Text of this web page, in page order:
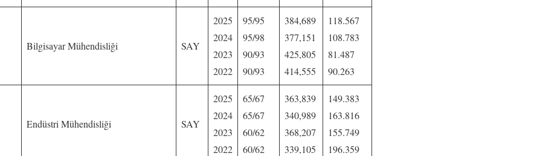
Bilgisayar Mühendisliği SAY
2025
2024
2023
2022
95/95
95/98
90/93
90/93
384,689
377,151
425,805
414,555
118.567
108.783
81.487
90.263
Endüstri Mühendisliği SAY
2025
2024
2023
2022
65/67
65/67
60/62
60/62
363,839
340,989
368,207
339,105
149.383
163.816
155.749
196.359